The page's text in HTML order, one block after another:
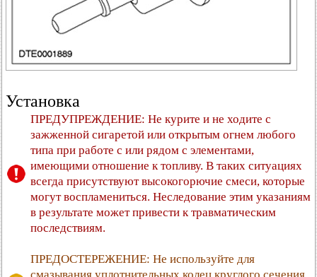
Установка
ПРЕДУПРЕЖДЕНИЕ: Не курите и не ходите с
зажженной сигаретой или открытым огнем любого
типа при работе с или рядом с элементами,
имеющими отношение к топливу. В таких ситуациях
всегда присутствуют высокогорючие смеси, которые
могут воспламениться. Неследование этим указаниям
в результате может привести к травматическим
последствиям.
ПРЕДОСТЕРЕЖЕНИЕ: Не используйте для